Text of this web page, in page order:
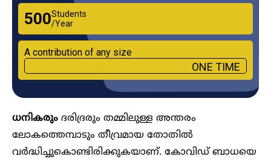
₹500Students
/Year
A contribution of any size
ONE TIME
ധനികരും ദരിദ്രരും തമ്മിലുള്ള അന്തരം
ലോകത്തെമ്പാടും തീവ്രമായ തോതിൽ
വർദ്ധിച്ചുകൊണ്ടിരിക്കുകയാണ്. കോവിഡ് ബാധയെ